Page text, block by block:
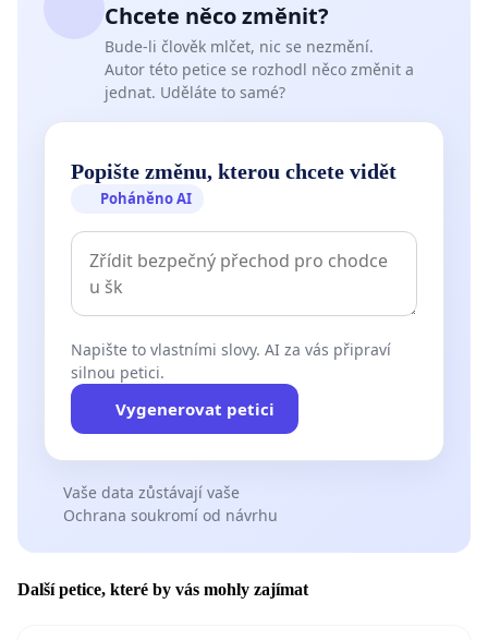
Chcete něco změnit?
Bude-li člověk mlčet, nic se nezmění.
Autor této petice se rozhodl něco změnit a
jednat. Uděláte to samé?
Popište změnu, kterou chcete vidět
Poháněno AI
Napište to vlastními slovy. AI za vás připraví
silnou petici.
Vygenerovat petici
Vaše data zůstávají vaše
Ochrana soukromí od návrhu
Další petice, které by vás mohly zajímat